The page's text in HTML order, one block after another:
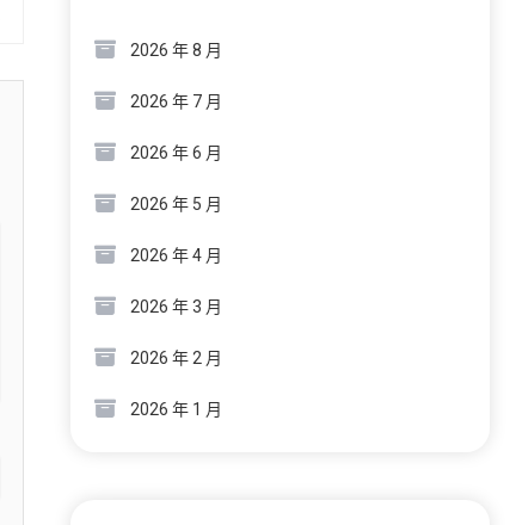
2026 年 8 月
2026 年 7 月
2026 年 6 月
2026 年 5 月
2026 年 4 月
2026 年 3 月
2026 年 2 月
2026 年 1 月